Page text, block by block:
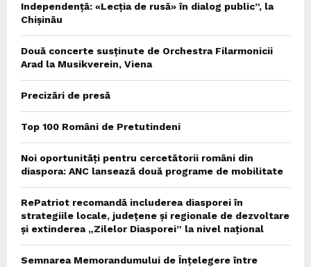
Independență: «Lecția de rusă» în dialog public”, la
Chișinău
Două concerte susținute de Orchestra Filarmonicii
Arad la Musikverein, Viena
Precizări de presă
Top 100 Români de Pretutindeni
Noi oportunități pentru cercetătorii români din
diaspora: ANC lansează două programe de mobilitate
RePatriot recomandă includerea diasporei în
strategiile locale, județene și regionale de dezvoltare
și extinderea „Zilelor Diasporei” la nivel național
Semnarea Memorandumului de Înțelegere între